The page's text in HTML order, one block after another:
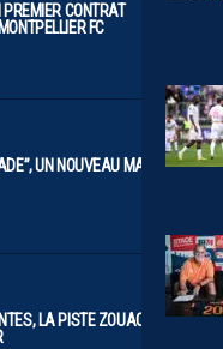
CONTRAT
FC
UN NOUVEAU MAILLOT
LA PISTE ZOUAOUI SE